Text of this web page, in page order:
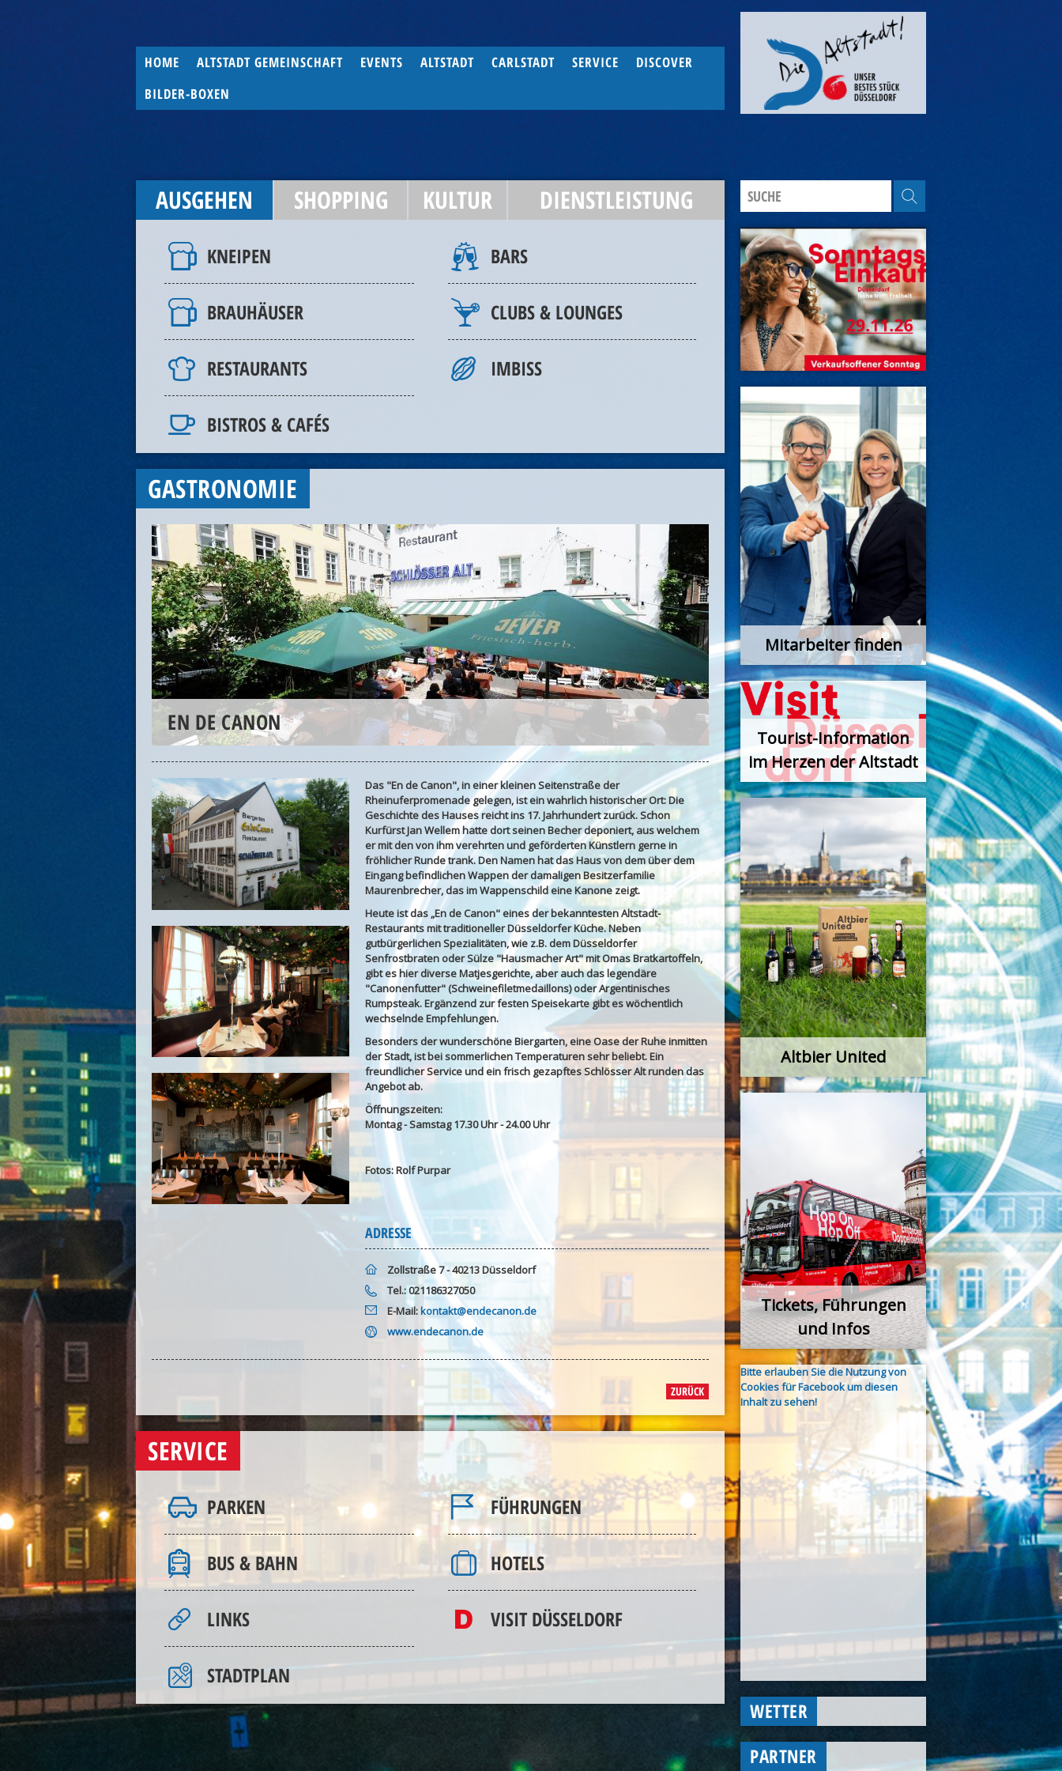
HOME ALTSTADT GEMEINSCHAFT EVENTS ALTSTADT CARLSTADT SERVICE
DISCOVER
BILDER-BOXEN
AUSGEHEN SHOPPING KULTUR DIENSTLEISTUNG
KNEIPEN
BRAUHÄUSER
RESTAURANTS
BISTROS & CAFÉS
BARS
CLUBS & LOUNGES
IMBISS
GASTRONOMIE
EN DE CANON
Das "En de Canon", in einer kleinen Seitenstraße der
Rheinuferpromenade gelegen, ist ein wahrlich historischer Ort: Die
Geschichte des Hauses reicht ins 17. Jahrhundert zurück. Schon
Kurfürst Jan Wellem hatte dort seinen Becher deponiert, aus welchem
er mit den von ihm verehrten und geförderten Künstlern gerne in
fröhlicher Runde trank. Den Namen hat das Haus von dem über dem
Eingang befindlichen Wappen der damaligen Besitzerfamilie
Maurenbrecher, das im Wappenschild eine Kanone zeigt.
Heute ist das „En de Canon" eines der bekanntesten Altstadt-
Restaurants mit traditioneller Düsseldorfer Küche. Neben
gutbürgerlichen Spezialitäten, wie z.B. dem Düsseldorfer
Senfrostbraten oder Sülze "Hausmacher Art" mit Omas Bratkartoffeln,
gibt es hier diverse Matjesgerichte, aber auch das legendäre
"Canonenfutter" (Schweinefiletmedaillons) oder Argentinisches
Rumpsteak. Ergänzend zur festen Speisekarte gibt es wöchentlich
wechselnde Empfehlungen.
Besonders der wunderschöne Biergarten, eine Oase der Ruhe inmitten
der Stadt, ist bei sommerlichen Temperaturen sehr beliebt. Ein
freundlicher Service und ein frisch gezapftes Schlösser Alt runden das
Angebot ab.
Öffnungszeiten:
Montag - Samstag 17.30 Uhr - 24.00 Uhr
Fotos: Rolf Purpar
ADRESSE
Zollstraße 7 - 40213 Düsseldorf
Tel.: 021186327050
E-Mail:kontakt@endecanon.de
www.endecanon.de
ZURÜCK
SERVICE
PARKEN
BUS & BAHN
LINKS
STADTPLAN
FÜHRUNGEN
HOTELS
VISIT DÜSSELDORF
Mitarbeiter finden
Tourist-Information
im Herzen der Altstadt
Altbier United
Tickets, Führungen
und Infos
Bitte erlauben Sie die Nutzung von
Cookies für Facebook um diesen
Inhalt zu sehen!
WETTER
PARTNER